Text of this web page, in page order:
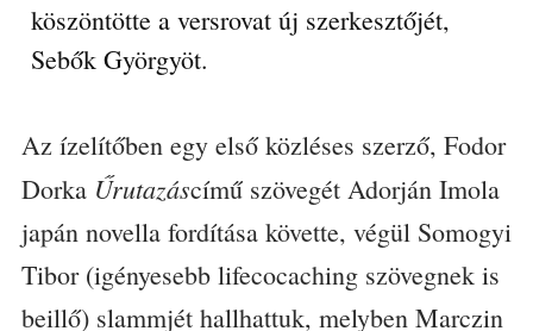
köszöntötte a versrovat új szerkesztőjét,
Sebők Györgyöt.
Az ízelítőben egy első közléses szerző, Fodor
Dorka Űrutazáscímű szövegét Adorján Imola
japán novella fordítása követte, végül Somogyi
Tibor (igényesebb lifecocaching szövegnek is
beillő) slammjét hallhattuk, melyben Marczin